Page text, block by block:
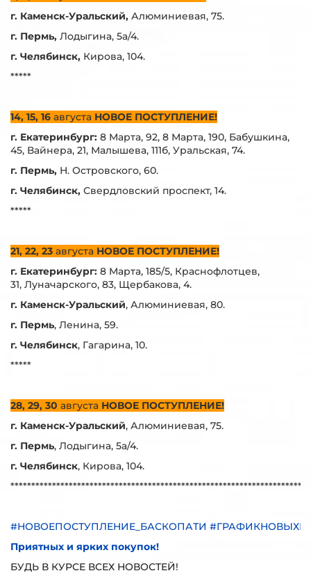
г. Каменск-Уральский, Алюминиевая, 75.
г. Пермь, Лодыгина, 5а/4.
г. Челябинск, Кирова, 104.
*****
14, 15, 16 августа НОВОЕ ПОСТУПЛЕНИЕ!
г. Екатеринбург: 8 Марта, 92, 8 Марта, 190, Бабушкина,
45, Вайнера, 21, Малышева, 111б, Уральская, 74.
г. Пермь, Н. Островского, 60.
г. Челябинск, Свердловский проспект, 14.
*****
21, 22, 23 августа НОВОЕ ПОСТУПЛЕНИЕ!
г. Екатеринбург: 8 Марта, 185/5, Краснофлотцев,
31, Луначарского, 83, Щербакова, 4.
г. Каменск-Уральский, Алюминиевая, 80.
г. Пермь, Ленина, 59.
г. Челябинск, Гагарина, 10.
*****
28, 29, 30 августа НОВОЕ ПОСТУПЛЕНИЕ!
г. Каменск-Уральский, Алюминиевая, 75.
г. Пермь, Лодыгина, 5а/4.
г. Челябинск, Кирова, 104.
***********************************************************************
#НОВОЕПОСТУПЛЕНИЕ_БАСКОПАТИ
Приятных и ярких покупок!
БУДЬ В КУРСЕ ВСЕХ НОВОСТЕЙ!